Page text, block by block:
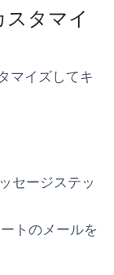
タマイ
マイズしてキ
セージステッ
トのメールを